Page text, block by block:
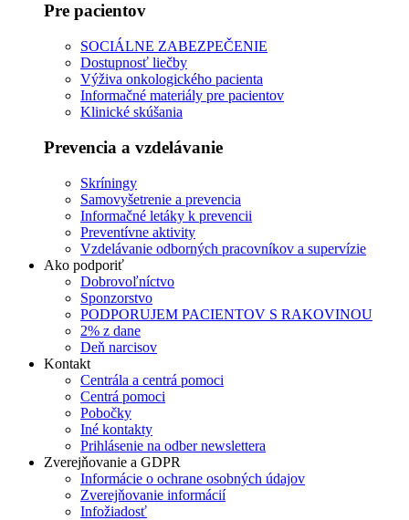
Pre pacientov
SOCIÁLNE ZABEZPEČENIE
Dostupnosť liečby
Výživa onkologického pacienta
Informačné materiály pre pacientov
Klinické skúšania
Prevencia a vzdelávanie
Skríningy
Samovyšetrenie a prevencia
Informačné letáky k prevencii
Preventívne aktivity
Vzdelávanie odborných pracovníkov a supervízie
Ako podporiť
Dobrovoľníctvo
Sponzorstvo
PODPORUJEM PACIENTOV S RAKOVINOU
2% z dane
Deň narcisov
Kontakt
Centrála a centrá pomoci
Centrá pomoci
Pobočky
Iné kontakty
Prihlásenie na odber newslettera
Zverejňovanie a GDPR
Informácie o ochrane osobných údajov
Zverejňovanie informácií
Infožiadosť